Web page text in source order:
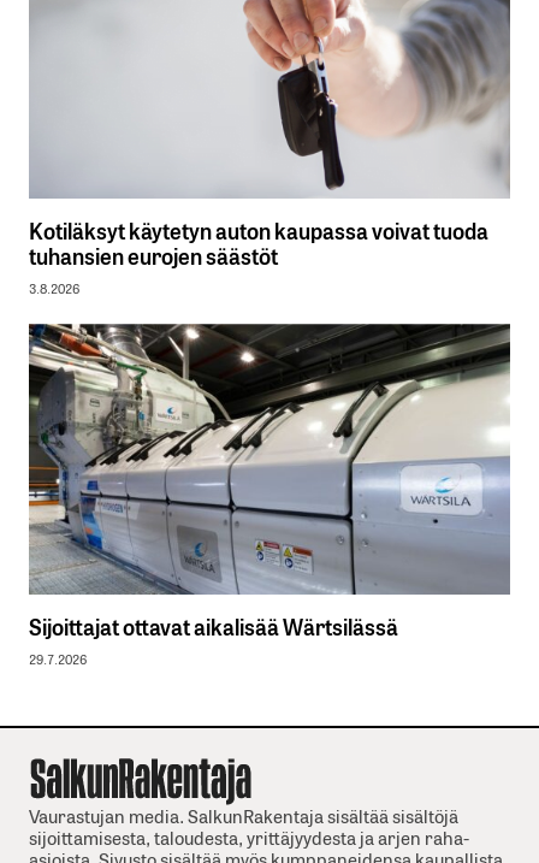
Kotiläksyt käytetyn auton kaupassa voivat tuoda
tuhansien eurojen säästöt
3.8.2026
Sijoittajat ottavat aikalisää Wärtsilässä
29.7.2026
Vaurastujan media. SalkunRakentaja sisältää sisältöjä
sijoittamisesta, taloudesta, yrittäjyydesta ja arjen raha-